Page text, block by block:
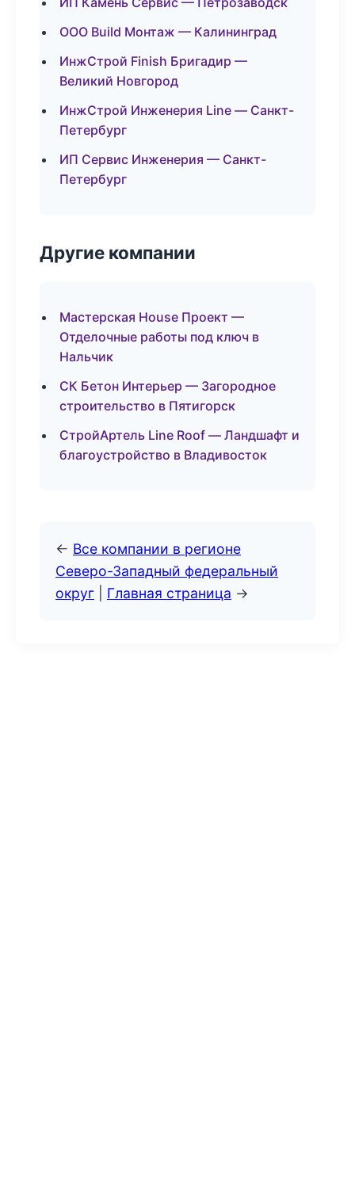
ООО Build Монтаж — Калининград
ИнжСтрой Finish Бригадир —
Великий Новгород
ИнжСтрой Инженерия Line — Санкт-
Петербург
ИП Сервис Инженерия — Санкт-
Петербург
Другие компании
Мастерская House Проект —
Отделочные работы под ключ в
Нальчик
СК Бетон Интерьер — Загородное
строительство в Пятигорск
СтройАртель Line Roof — Ландшафт и
благоустройство в Владивосток
← Все компании в регионе
Северо-Западный федеральный
округ
Главная страница →